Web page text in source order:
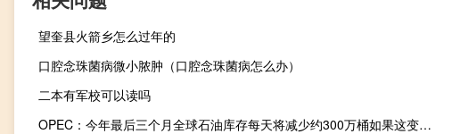
望奎县火箭乡怎么过年的
口腔念珠菌病微小脓肿（口腔念珠菌病怎么办）
二本有军校可以读吗
OPEC：今年最后三个月全球石油库存每天将减少约300万桶如果这变成现实这将是30年来最大的数据缺口